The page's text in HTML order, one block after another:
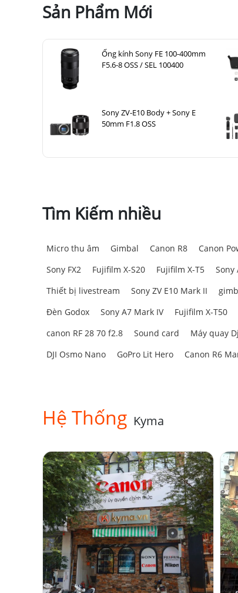
Sản Phẩm Mới
Ống kính Sony FE 100-400mm
F5.6-8 OSS / SEL 100400
Sony ZV-E10 Body + Sony E
50mm F1.8 OSS
Tìm Kiếm nhiều
Micro thu âm Gimbal Canon R8 Canon
Sony FX2
Fujifilm X-S20 Fujifilm X-T5 Sony
Thiết bị livestream
Sony ZV E10 Mark II
Đèn Godox
Sony A7 Mark IV Fujifilm X-T50
canon RF 28 70 f2.8
Sound card Máy quay
DJI Osmo Nano
GoPro Lit Hero Canon R6
Hệ Thống Kyma